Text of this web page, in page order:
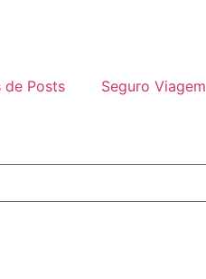
de Posts Seguro Viagem